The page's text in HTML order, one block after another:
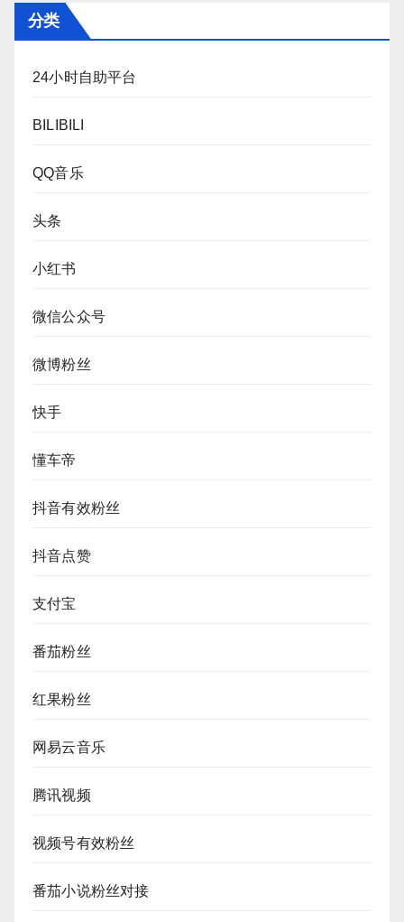
分类
24小时自助平台
BILIBILI
QQ音乐
头条
小红书
微信公众号
微博粉丝
快手
懂车帝
抖音有效粉丝
抖音点赞
支付宝
番茄粉丝
红果粉丝
网易云音乐
腾讯视频
视频号有效粉丝
番茄小说粉丝对接